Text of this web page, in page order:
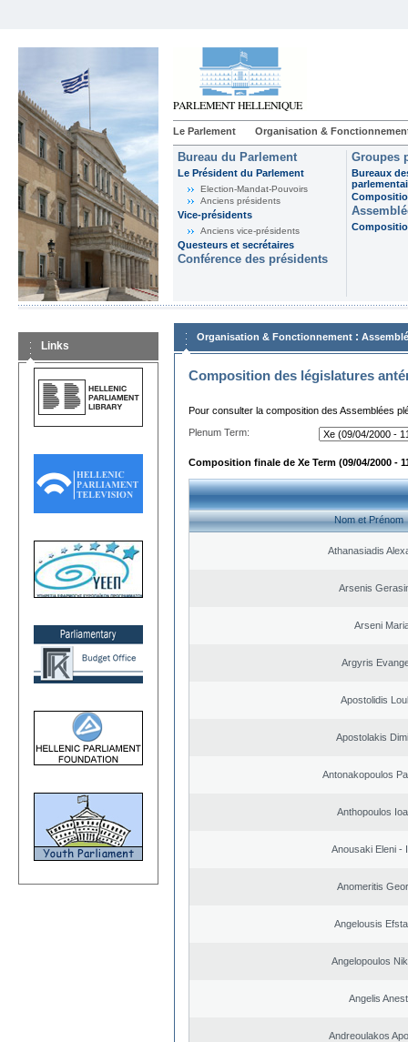
Le Parlement Organisation &
Bureau du Parlement
Le Président du Parlement
Election-Mandat-Pouvoirs
Anciens présidents
Vice-présidents
Anciens vice-présidents
Questeurs et secrétaires
Conférence des présidents
Groupes
Bureaux
Links
Organisation & Fonctionnement :
Composition des législatures
Pour consulter la composition des Assemblées
Plenum Term:
Composition finale de Xe Term (09/04/2000 -
Nom et Prénom
Athanasiadis
Arsenis
Arseni
Argyris
Apostolidis
Apostolakis
Antonakopoulos
Anthopoulos
Anousaki Eleni -
Anomeritis
Angelousis
Angelopoulos
Angelis
Andreoulakos